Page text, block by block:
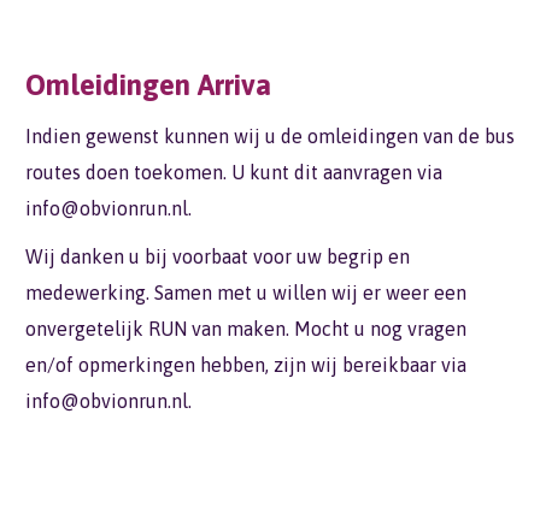
Omleidingen Arriva
Indien gewenst kunnen wij u de omleidingen van de bus
routes doen toekomen. U kunt dit aanvragen via
info@obvionrun.nl.
Wij danken u bij voorbaat voor uw begrip en
medewerking. Samen met u willen wij er weer een
onvergetelijk RUN van maken. Mocht u nog vragen
en/of opmerkingen hebben, zijn wij bereikbaar via
info@obvionrun.nl.